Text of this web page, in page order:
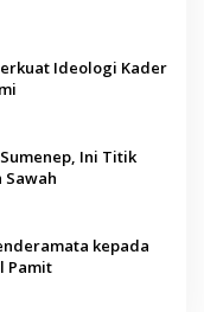
Ideologi Kader
Ini Titik
Sawah
kepada
Pamit